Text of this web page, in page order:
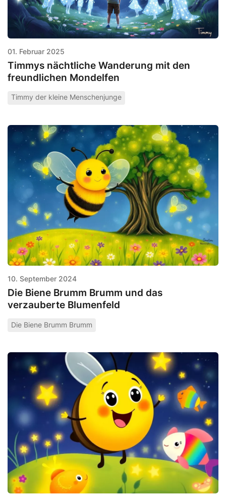
01. Februar 2025
Timmys nächtliche Wanderung mit den
freundlichen Mondelfen
Timmy der kleine Menschenjunge
10. September 2024
Die Biene Brumm Brumm und das
verzauberte Blumenfeld
Die Biene Brumm Brumm